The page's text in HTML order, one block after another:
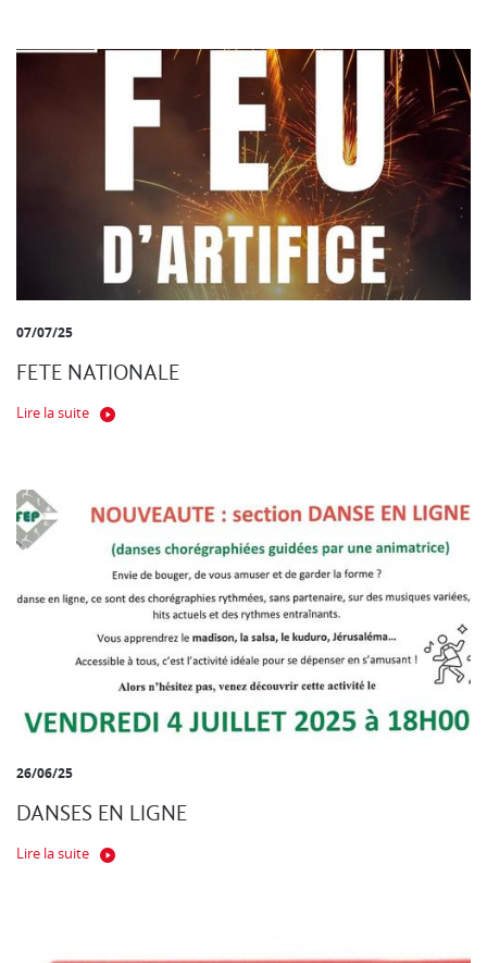
07/07/25
FETE NATIONALE
Lire la suite
26/06/25
DANSES EN LIGNE
Lire la suite